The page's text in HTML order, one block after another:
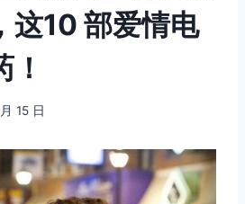
这10 部爱情电
15 日